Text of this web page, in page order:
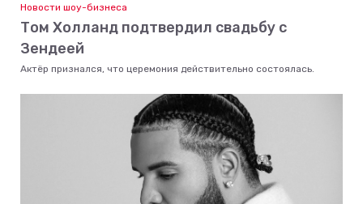
Новости шоу-бизнеса
Том Холланд подтвердил свадьбу с
Зендеей
Актёр признался, что церемония действительно состоялась.